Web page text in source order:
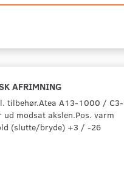
AFRIMNING
tilbehør.Atea A13-1000 /
modsat akslen.Pos. varm
(slutte/bryde) +3 / -26